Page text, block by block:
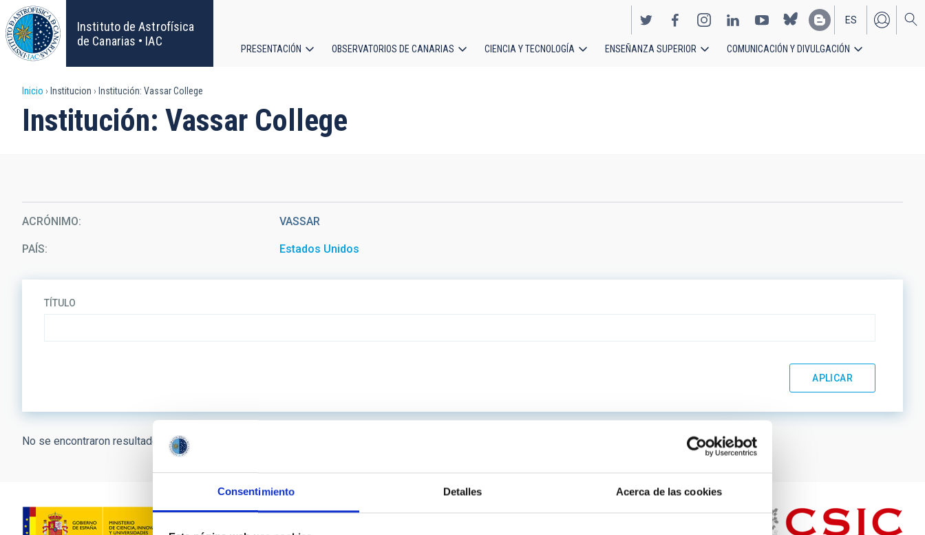
Consentimiento Detalles Acerca de las cookies
Pasar
al
contenido
principal
Instituto de Astrofísica
de Canarias • IAC
EN
ES
principal
PRESENTACIÓN OBSERVATORIOS DE CANARIAS CIENCIA Y TECNOLOGÍA ENSEÑANZA SUPERIOR COMUNICACIÓN Y DIVULGACIÓN
Sobrescribir
enlaces
a
la
navegación
Inicio Institucion Institución: Vassar College
Institución: Vassar College
ACRÓNIMO VASSAR
PAÍS Estados Unidos
TÍTULO
No se encontraron resultados.